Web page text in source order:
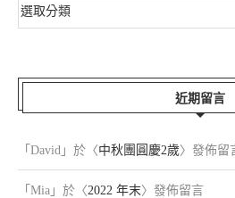
近期留言
「 David 」於〈中秋團圓慶2歲〉發佈留
「 Mia 」於〈2022 年末〉發佈留言